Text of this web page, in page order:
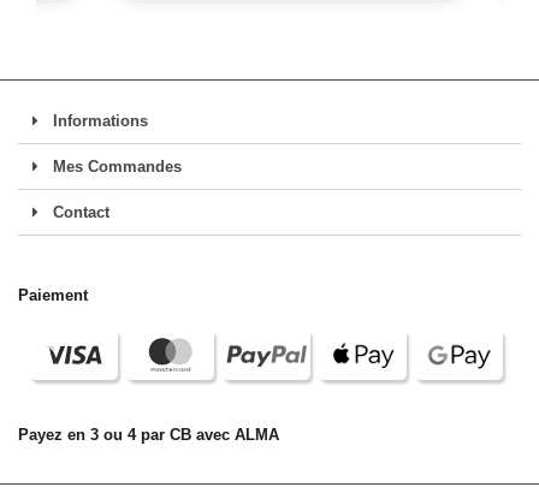
Informations
Mes Commandes
Contact
Paiement
Payez en 3 ou 4 par CB avec ALMA